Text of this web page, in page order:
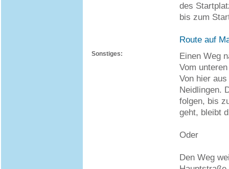
des
bis zum
Route auf
Sonstiges:
Einen Weg
Vom
Von hier
Neidlingen.
folgen, bis
geht, bleibt
Oder
Den Weg